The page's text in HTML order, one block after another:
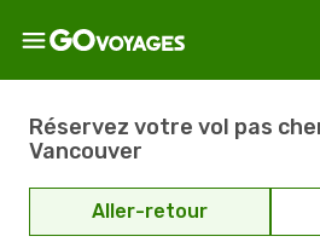
Réservez votre vol pas
Vancouver
Aller-retour